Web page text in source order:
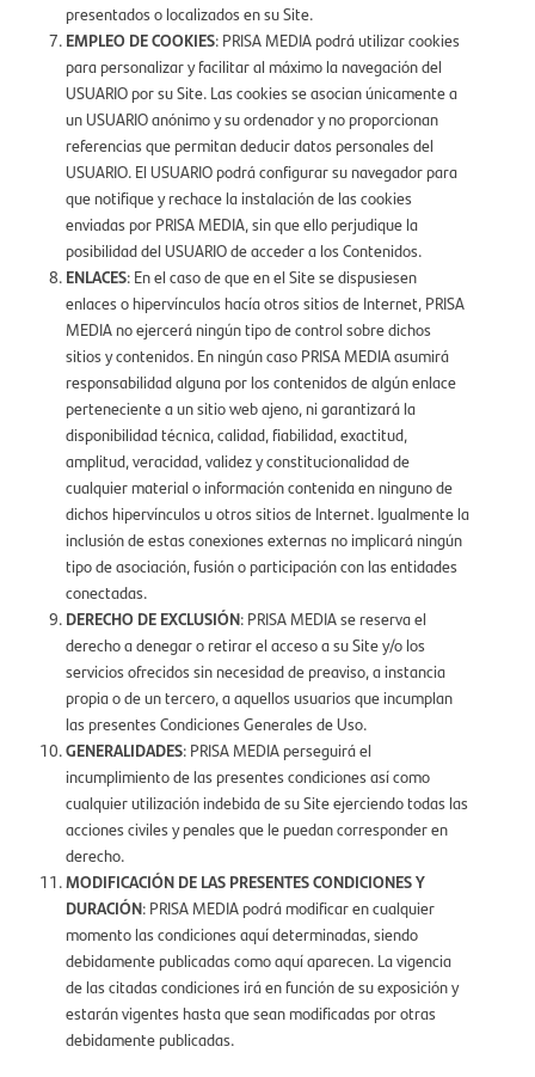
presentados o localizados en su Site.
EMPLEO DE COOKIES: PRISA MEDIA podrá utilizar cookies
para personalizar y facilitar al máximo la navegación del
USUARIO por su Site. Las cookies se asocian únicamente a
un USUARIO anónimo y su ordenador y no proporcionan
referencias que permitan deducir datos personales del
USUARIO. El USUARIO podrá configurar su navegador para
que notifique y rechace la instalación de las cookies
enviadas por PRISA MEDIA, sin que ello perjudique la
posibilidad del USUARIO de acceder a los Contenidos.
ENLACES: En el caso de que en el Site se dispusiesen
enlaces o hipervínculos hacía otros sitios de Internet, PRISA
MEDIA no ejercerá ningún tipo de control sobre dichos
sitios y contenidos. En ningún caso PRISA MEDIA asumirá
responsabilidad alguna por los contenidos de algún enlace
perteneciente a un sitio web ajeno, ni garantizará la
disponibilidad técnica, calidad, fiabilidad, exactitud,
amplitud, veracidad, validez y constitucionalidad de
cualquier material o información contenida en ninguno de
dichos hipervínculos u otros sitios de Internet. Igualmente la
inclusión de estas conexiones externas no implicará ningún
tipo de asociación, fusión o participación con las entidades
conectadas.
DERECHO DE EXCLUSIÓN: PRISA MEDIA se reserva el
derecho a denegar o retirar el acceso a su Site y/o los
servicios ofrecidos sin necesidad de preaviso, a instancia
propia o de un tercero, a aquellos usuarios que incumplan
las presentes Condiciones Generales de Uso.
GENERALIDADES: PRISA MEDIA perseguirá el
incumplimiento de las presentes condiciones así como
cualquier utilización indebida de su Site ejerciendo todas las
acciones civiles y penales que le puedan corresponder en
derecho.
MODIFICACIÓN DE LAS PRESENTES CONDICIONES Y
DURACIÓN: PRISA MEDIA podrá modificar en cualquier
momento las condiciones aquí determinadas, siendo
debidamente publicadas como aquí aparecen. La vigencia
de las citadas condiciones irá en función de su exposición y
estarán vigentes hasta que sean modificadas por otras
debidamente publicadas.